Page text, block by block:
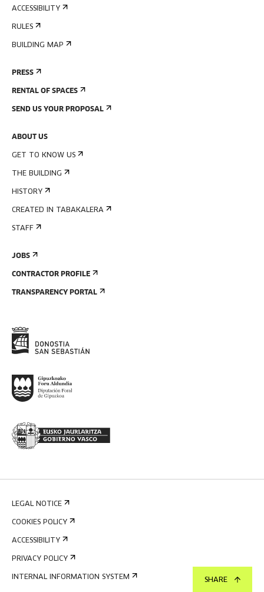
SHARE
ACCESSIBILITY
RULES
BUILDING MAP
PRESS
RENTAL OF SPACES
SEND US YOUR PROPOSAL
ABOUT US
GET TO KNOW US
THE BUILDING
HISTORY
CREATED IN TABAKALERA
STAFF
JOBS
CONTRACTOR PROFILE
TRANSPARENCY PORTAL
LEGAL NOTICE
COOKIES POLICY
ACCESSIBILITY
PRIVACY POLICY
INTERNAL INFORMATION SYSTEM